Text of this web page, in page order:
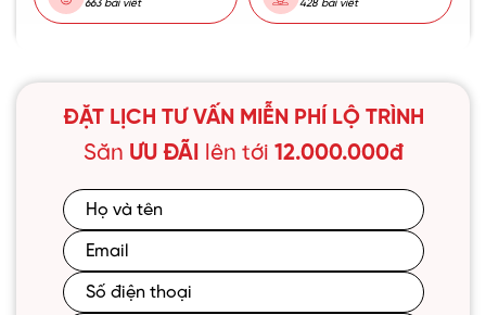
663 bài viết 428 bài viết
ĐẶT LỊCH TƯ VẤN MIỄN PHÍ LỘ TRÌNH
Săn ƯU ĐÃI lên tới 12.000.000đ